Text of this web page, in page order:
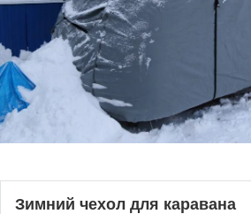
Зимний чехол для каравана